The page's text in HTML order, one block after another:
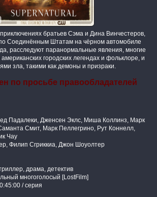
братьев Сэма и Дина Винчестеров,
Соединённым Штатам на чёрном автомобиле
расследуют паранормальные явления, многие
городских легендах и фольклоре, и
зла, такими как демоны и призраки.
по просьбе правообладателей
Падалеки, Дженсен Эклс, Миша Коллинз, Марк
Смит, Марк Пеллегрино, Рут Коннелл,
Чау
Филип Сгриккиа, Джон Шоуолтер
драма, детектив
многоголосый [LostFilm]
/ серия